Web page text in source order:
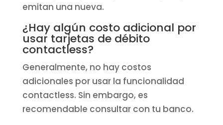
emitan una nueva.
¿Hay algún costo adicional por
usar tarjetas de débito
contactless?
Generalmente, no hay costos
adicionales por usar la funcionalidad
contactless. Sin embargo, es
recomendable consultar con tu banco.